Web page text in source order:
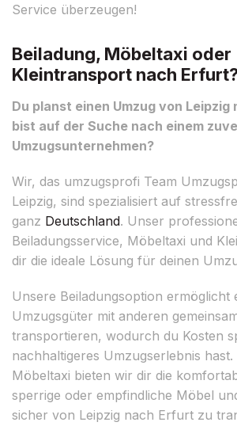
Service überzeugen!
Beiladung, Möbeltaxi oder
Kleintransport nach
Du planst einen Umzug von
bist auf der Suche nach einem
Umzugsunternehmen?
Wir, das umzugsprofi Team
Leipzig, sind spezialisiert auf
ganz Deutschland. Unser
Beiladungsservice, Möbeltaxi und
dir die ideale Lösung für deinen
Unsere Beiladungsoption ermöglicht
Umzugsgüter mit anderen
transportieren, wodurch du Kosten
nachhaltigeres Umzugserlebnis
Möbeltaxi bieten wir dir die
sperrige oder empfindliche Möbel
sicher von Leipzig nach Erfurt zu